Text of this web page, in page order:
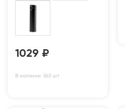
1029 ₽
В наличии: 563 шт